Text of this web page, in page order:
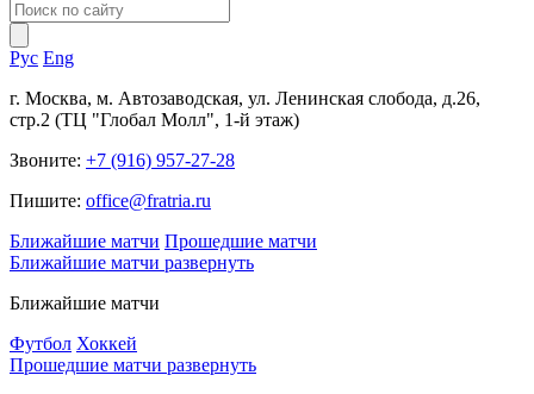
Рус Eng
г. Москва, м. Автозаводская, ул. Ленинская слобода, д.26,
стр.2 (ТЦ "Глобал Молл", 1-й этаж)
Звоните: +7 (916) 957-27-28
Пишите: office@fratria.ru
Ближайшие матчи Прошедшие матчи
Ближайшие матчи развернуть
Ближайшие матчи
Футбол Хоккей
Прошедшие матчи развернуть